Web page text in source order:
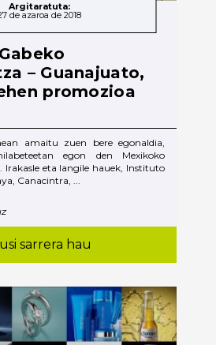
Argitaratuta:
de azaroa de 2018
– Guanajuato,
promozioa
amaitu zuen bere egonaldia,
egon den Mexikoko
Irakasle eta langile hauek, Instituto
Canacintra, ...
sarrera hau